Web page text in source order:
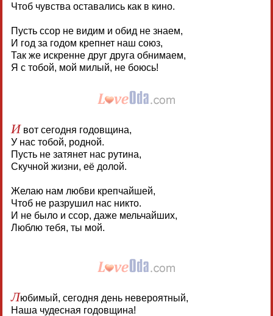
Чтоб чувства оставались как в кино.
Пусть ссор не видим и обид не знаем,
И год за годом крепнет наш союз,
Так же искренне друг друга обнимаем,
Я с тобой, мой милый, не боюсь!
И вот сегодня годовщина,
У нас тобой, родной.
Пусть не затянет нас рутина,
Скучной жизни, её долой.
Желаю нам любви крепчайшей,
Чтоб не разрушил нас никто.
И не было и ссор, даже мельчайших,
Люблю тебя, ты мой.
Любимый, сегодня день невероятный,
Наша чудесная годовщина!